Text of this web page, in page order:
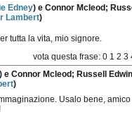
Edney) e Connor Mcleod;
Lambert)
tutta la vita, mio signore.
vota questa frase: 0 1 2 3
e Connor Mcleod; Russell Edwin
)
Usalo bene, amico